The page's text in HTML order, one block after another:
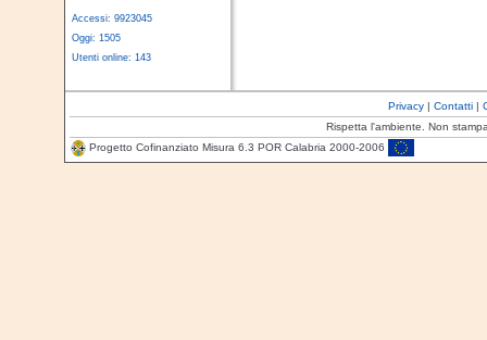
Accessi: 9923045
Oggi: 1505
Utenti online: 143
Privacy| Contatti|
Rispetta l'ambiente. Non
Progetto Cofinanziato Misura 6.3 POR Calabria 2000-2006